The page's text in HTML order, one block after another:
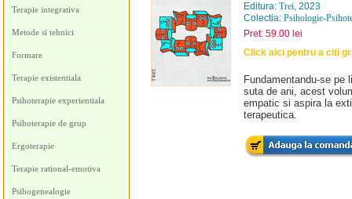
Terapie integrativa
Metode si tehnici
Formare
Terapie existentiala
Psihoterapie experientiala
Psihoterapie de grup
Ergoterapie
Terapie rational-emotiva
Psihogenealogie
Editura: Trei, 2023
Colectia: Psihologie-
Pret: 59.00 lei
Click aici pentru a citi
Fundamentandu-se pe
suta de ani, acest
empatic si aspira la
terapeutica.